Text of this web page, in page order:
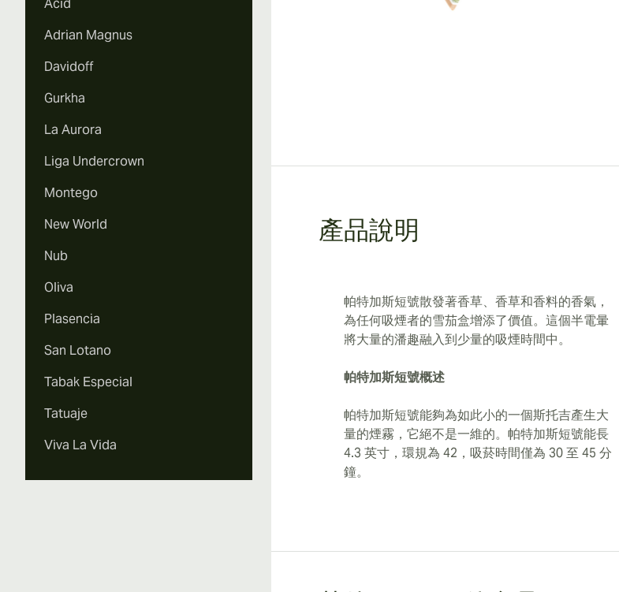
Acid
Adrian Magnus
Davidoff
Gurkha
La Aurora
Liga Undercrown
Montego
New World
Nub
Oliva
Plasencia
San Lotano
Tabak Especial
Tatuaje
Viva La Vida
產品說明
帕特加斯短號散發著香草、香草和香料的香氣，
為任何吸煙者的雪茄盒增添了價值。這個半電暈
將大量的潘趣融入到少量的吸煙時間中。
帕特加斯短號概述
帕特加斯短號能夠為如此小的一個斯托吉產生大
量的煙霧，它絕不是一維的。帕特加斯短號能長
4.3 英寸，環規為 42，吸菸時間僅為 30 至 45 分
鐘。